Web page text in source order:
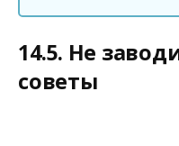
14.5. Не
советы